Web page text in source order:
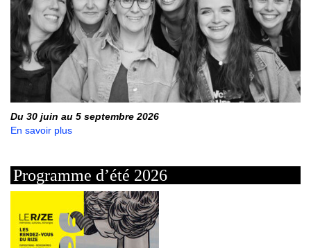
Du 30 juin au 5 septembre 2026
En savoir plus
Programme d’été 2026